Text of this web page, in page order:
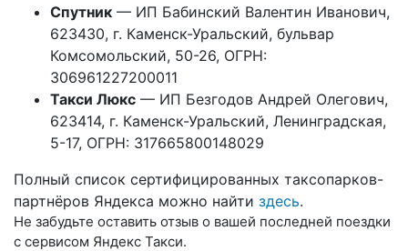
Спутник — ИП Бабинский Валентин Иванович,
623430, г. Каменск-Уральский, бульвар
Комсомольский, 50-26, ОГРН:
306961227200011
Такси Люкс — ИП Безгодов Андрей Олегович,
623414, г. Каменск-Уральский, Ленинградская,
5-17, ОГРН: 317665800148029
Полный список сертифицированных таксопарков-
партнёров Яндекса можно найти здесь.
Не забудьте оставить отзыв о вашей последней поездки
с сервисом Яндекс Такси.